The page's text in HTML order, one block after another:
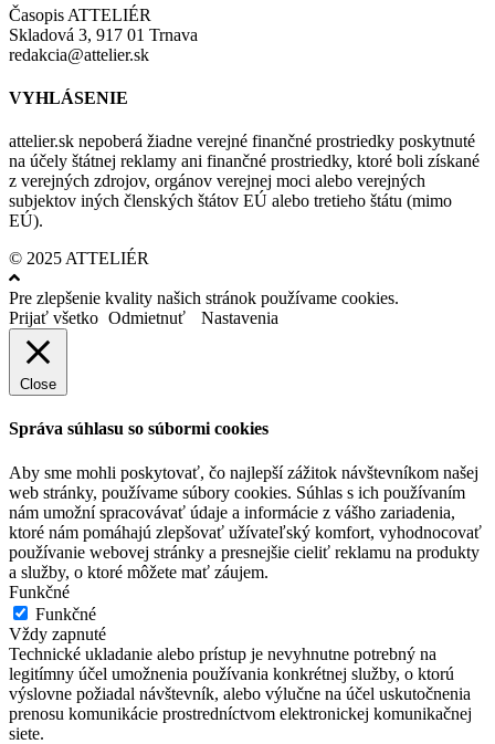
Časopis ATTELIÉR
Skladová 3, 917 01 Trnava
redakcia@attelier.sk
VYHLÁSENIE
attelier.sk nepoberá žiadne verejné finančné prostriedky poskytnuté
na účely štátnej reklamy ani finančné prostriedky, ktoré boli získané
z verejných zdrojov, orgánov verejnej moci alebo verejných
subjektov iných členských štátov EÚ alebo tretieho štátu (mimo
EÚ).
© 2025 ATTELIÉR
Pre zlepšenie kvality našich stránok používame cookies.
Prijať všetko Odmietnuť Nastavenia
Close
Správa súhlasu so súbormi cookies
Aby sme mohli poskytovať, čo najlepší zážitok návštevníkom našej
web stránky, používame súbory cookies. Súhlas s ich používaním
nám umožní spracovávať údaje a informácie z vášho zariadenia,
ktoré nám pomáhajú zlepšovať užívateľský komfort, vyhodnocovať
používanie webovej stránky a presnejšie cieliť reklamu na produkty
a služby, o ktoré môžete mať záujem.
Funkčné
Funkčné
Vždy zapnuté
Technické ukladanie alebo prístup je nevyhnutne potrebný na
legitímny účel umožnenia používania konkrétnej služby, o ktorú
výslovne požiadal návštevník, alebo výlučne na účel uskutočnenia
prenosu komunikácie prostredníctvom elektronickej komunikačnej
siete.